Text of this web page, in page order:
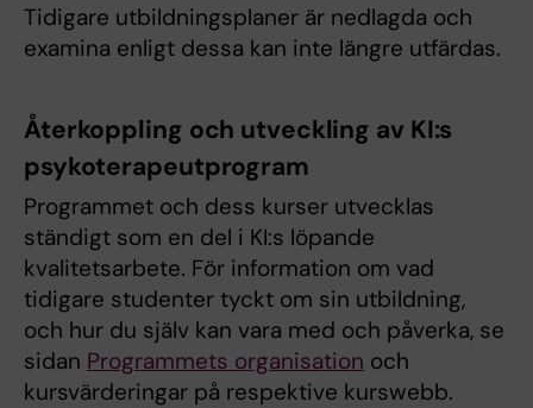
Tidigare utbildningsplaner är nedlagda och
examina enligt dessa kan inte längre utfärdas.
Återkoppling och utveckling av KI:s
psykoterapeutprogram
Programmet och dess kurser utvecklas
ständigt som en del i KI:s löpande
kvalitetsarbete. För information om vad
tidigare studenter tyckt om sin utbildning,
och hur du själv kan vara med och påverka, se
sidan Programmets organisation och
kursvärderingar på respektive kurswebb.